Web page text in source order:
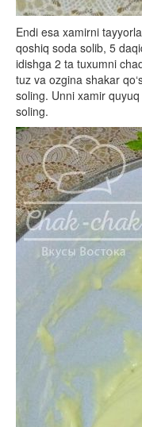
Endi esa xamirni
qoshiq soda solib, 5
idishga 2 ta tuxumni
tuz va ozgina shakar
soling. Unni xamir
soling.